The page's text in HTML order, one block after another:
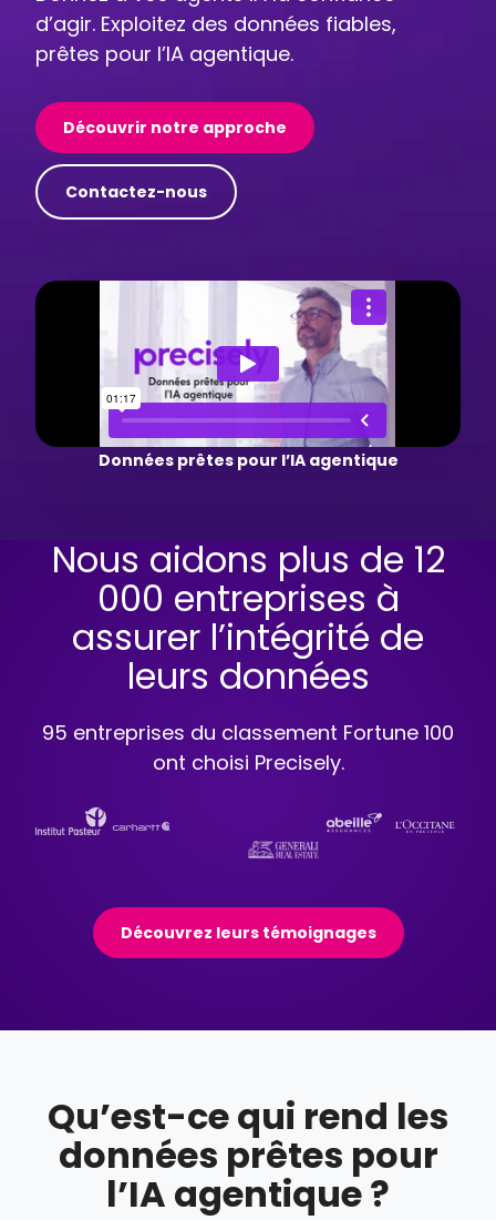
d’agir. Exploitez des données fiables,
prêtes pour l’IA agentique.
Découvrir notre approche
Contactez-nous
Données prêtes pour l’IA agentique
Nous aidons plus de 12
000 entreprises à
assurer l’intégrité de
leurs données
95 entreprises du classement Fortune 100
ont choisi Precisely.
Découvrez leurs témoignages
Qu’est-ce qui rend les
données prêtes pour
l’IA agentique ?